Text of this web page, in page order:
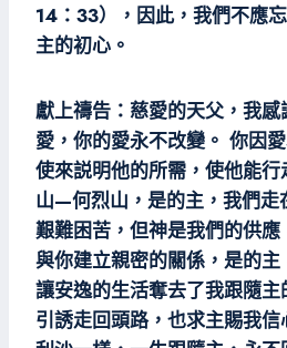
14：33），因此，我們不應
主的初心。
獻上禱告：慈愛的天父，我
愛，你的愛永不改變。 你因
使來説明他的所需，使他能
山—何烈山，是的主，我們走
艱難困苦，但神是我們的供
與你建立親密的關係，是的
讓安逸的生活奪去了我跟隨
引誘走回頭路，也求主賜我